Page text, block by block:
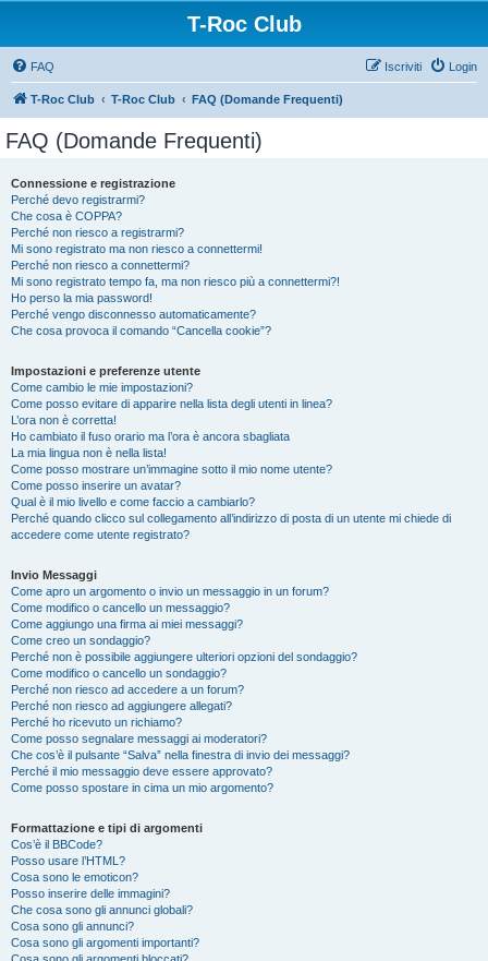
T-Roc Club
FAQ Login
Iscriviti
T-Roc Club T-Roc Club FAQ (Domande Frequenti)
FAQ (Domande Frequenti)
Connessione e registrazione
Perché devo registrarmi?
Che cosa è COPPA?
Perché non riesco a registrarmi?
Mi sono registrato ma non riesco a connettermi!
Perché non riesco a connettermi?
Mi sono registrato tempo fa, ma non riesco più a connettermi?!
Ho perso la mia password!
Perché vengo disconnesso automaticamente?
Che cosa provoca il comando “Cancella cookie”?
Impostazioni e preferenze utente
Come cambio le mie impostazioni?
Come posso evitare di apparire nella lista degli utenti in linea?
L’ora non è corretta!
Ho cambiato il fuso orario ma l’ora è ancora sbagliata
La mia lingua non è nella lista!
Come posso mostrare un’immagine sotto il mio nome utente?
Come posso inserire un avatar?
Qual è il mio livello e come faccio a cambiarlo?
Perché quando clicco sul collegamento all’indirizzo di posta di un utente mi chiede di
accedere come utente registrato?
Invio Messaggi
Come apro un argomento o invio un messaggio in un forum?
Come modifico o cancello un messaggio?
Come aggiungo una firma ai miei messaggi?
Come creo un sondaggio?
Perché non è possibile aggiungere ulteriori opzioni del sondaggio?
Come modifico o cancello un sondaggio?
Perché non riesco ad accedere a un forum?
Perché non riesco ad aggiungere allegati?
Perché ho ricevuto un richiamo?
Come posso segnalare messaggi ai moderatori?
Che cos’è il pulsante “Salva” nella finestra di invio dei messaggi?
Perché il mio messaggio deve essere approvato?
Come posso spostare in cima un mio argomento?
Formattazione e tipi di argomenti
Cos’è il BBCode?
Posso usare l’HTML?
Cosa sono le emoticon?
Posso inserire delle immagini?
Che cosa sono gli annunci globali?
Cosa sono gli annunci?
Cosa sono gli argomenti importanti?